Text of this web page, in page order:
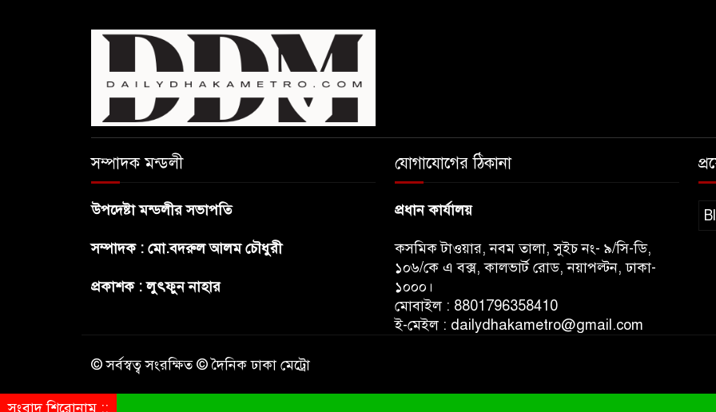
সম্পাদক মন্ডলী
উপদেষ্টা মন্ডলীর সভাপতি
সম্পাদক : মো.বদরুল আলম চৌধুরী
প্রকাশক : লুৎফুন নাহার
যোগাযোগের ঠিকানা
প্রধান কার্যালয়
কসমিক টাওয়ার, নবম তালা, সুইচ নং- ৯/সি-ডি,
১০৬/কে এ বক্স, কালভার্ট রোড, নয়াপল্টন, ঢাকা-
১০০০।
মোবাইল : 8801796358410
ই-মেইল : dailydhakametro@gmail.com
© সর্বস্বত্ব সংরক্ষিত © দৈনিক ঢাকা মেট্রো
সংবাদ শিরোনাম ::